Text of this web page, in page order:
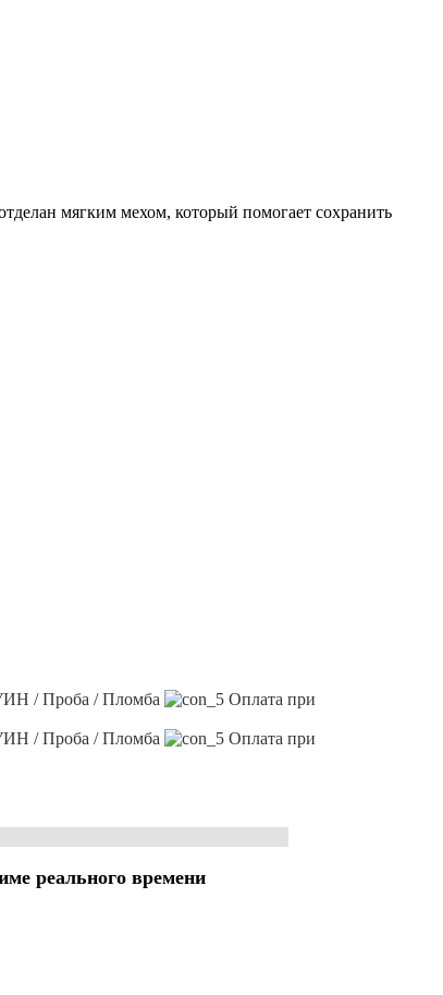
мягким мехом, который помогает сохранить
/ Проба / Пломба
Оплата при
/ Проба / Пломба
Оплата при
реального времени